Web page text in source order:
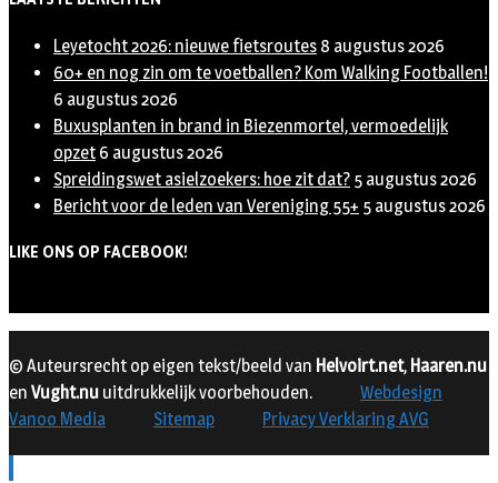
Leyetocht 2026: nieuwe fietsroutes 8 augustus 2026
60+ en nog zin om te voetballen? Kom Walking Footballen!
6 augustus 2026
Buxusplanten in brand in Biezenmortel, vermoedelijk
opzet 6 augustus 2026
Spreidingswet asielzoekers: hoe zit dat? 5 augustus 2026
Bericht voor de leden van Vereniging 55+ 5 augustus 2026
LIKE ONS OP FACEBOOK!
© Auteursrecht op eigen tekst/beeld van Helvoirt.net, Haaren.nu
en Vught.nu uitdrukkelijk voorbehouden.
Webdesign
Vanoo Media
Sitemap Privacy Verklaring AVG